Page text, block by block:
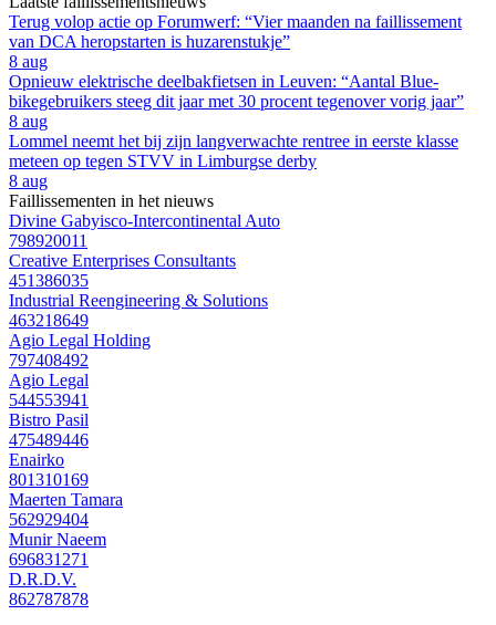
Terug volop actie op Forumwerf: “Vier maanden na faillissement
van DCA heropstarten is huzarenstukje”
8 aug
Opnieuw elektrische deelbakfietsen in Leuven: “Aantal Blue-
bikegebruikers steeg dit jaar met 30 procent tegenover vorig jaar”
8 aug
Lommel neemt het bij zijn langverwachte rentree in eerste klasse
meteen op tegen STVV in Limburgse derby
8 aug
Faillissementen in het nieuws
Divine Gabyisco-Intercontinental Auto
798920011
Creative Enterprises Consultants
451386035
Industrial Reengineering & Solutions
463218649
Agio Legal Holding
797408492
Agio Legal
544553941
Bistro Pasil
475489446
Enairko
801310169
Maerten Tamara
562929404
Munir Naeem
696831271
D.R.D.V.
862787878